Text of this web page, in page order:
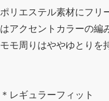
ポリエステル素材にフリ
はアクセントカラーの編
モモ周りはややゆとりを
＊レギュラーフィット